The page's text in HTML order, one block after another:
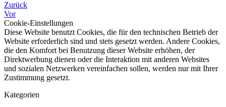
Zurück
Vor
Cookie-Einstellungen
Diese Website benutzt Cookies, die für den technischen Betrieb der
Website erforderlich sind und stets gesetzt werden. Andere Cookies,
die den Komfort bei Benutzung dieser Website erhöhen, der
Direktwerbung dienen oder die Interaktion mit anderen Websites
und sozialen Netzwerken vereinfachen sollen, werden nur mit Ihrer
Zustimmung gesetzt.
Kategorien